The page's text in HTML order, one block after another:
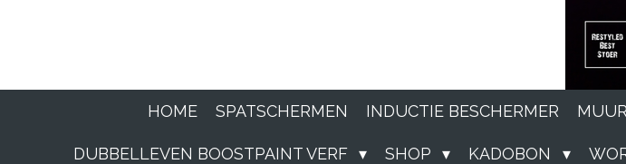
HOME SPATSCHERMEN INDUCTIE BESCHERMER
DUBBELLEVEN BOOSTPAINT VERF SHOP KADOBON